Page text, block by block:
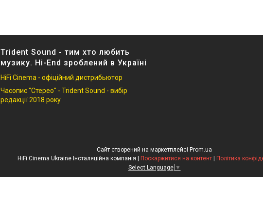
Trident Sound - тим хто любить
музику. Hi-End зроблений в Україні
HiFi Cinema - офіційний дистрибьютор
Часопис "Стерео" - Trident Sound - вибір
редакції 2018 року
Сайт створений на маркетплейсі Prom.ua
Поскаржитися на контент
Політика
Select Language ▼